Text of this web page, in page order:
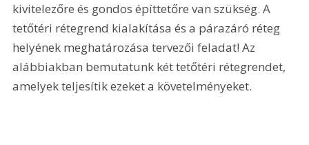
kivitelezőre és gondos építtetőre van szükség. A
tetőtéri rétegrend kialakítása és a párazáró réteg
helyének meghatározása tervezői feladat! Az
alábbiakban bemutatunk két tetőtéri rétegrendet,
amelyek teljesítik ezeket a követelményeket.